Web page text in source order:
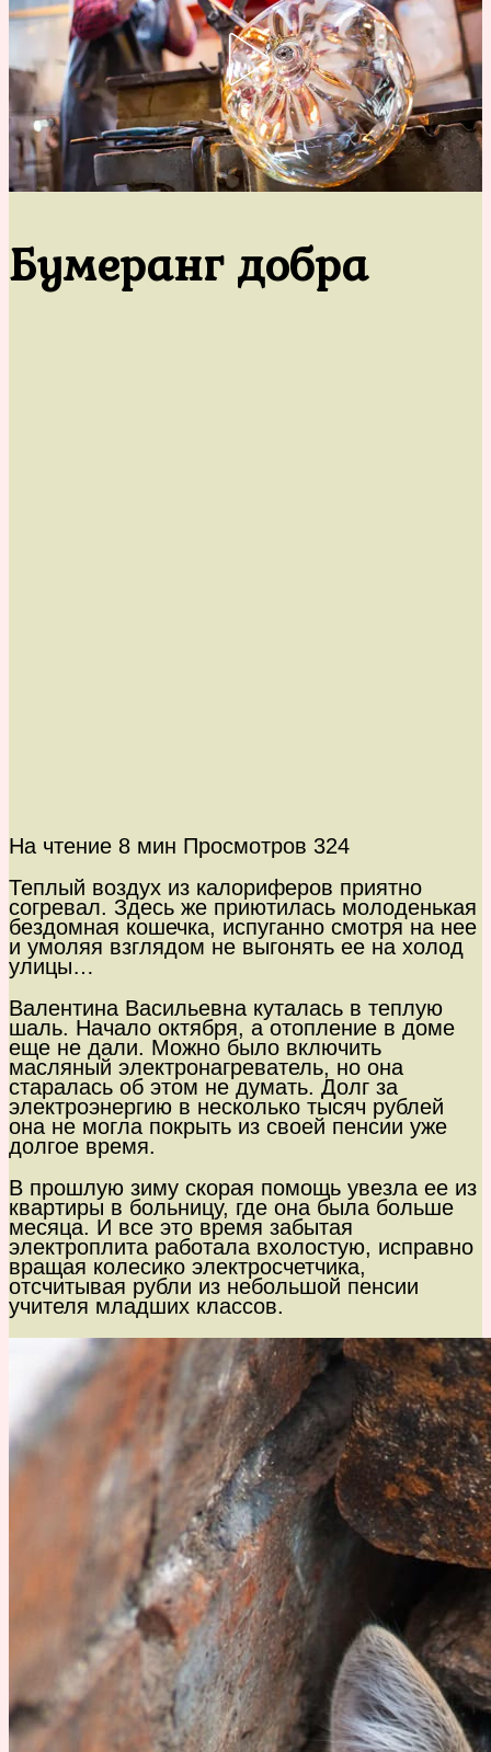
Бумеранг добра
На чтение 8 мин Просмотров 324
Теплый воздух из калориферов приятно
согревал. Здесь же приютилась молоденькая
бездомная кошечка, испуганно смотря на нее
и умоляя взглядом не выгонять ее на холод
улицы…
Валентина Васильевна куталась в теплую
шаль. Начало октября, а отопление в доме
еще не дали. Можно было включить
масляный электронагреватель, но она
старалась об этом не думать. Долг за
электроэнергию в несколько тысяч рублей
она не могла покрыть из своей пенсии уже
долгое время.
В прошлую зиму скорая помощь увезла ее из
квартиры в больницу, где она была больше
месяца. И все это время забытая
электроплита работала вхолостую, исправно
вращая колесико электросчетчика,
отсчитывая рубли из небольшой пенсии
учителя младших классов.